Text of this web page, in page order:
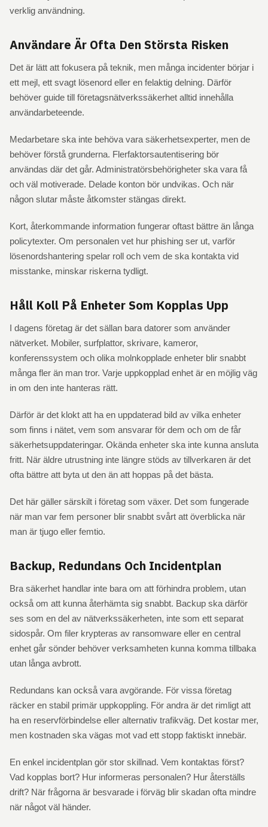
verklig användning.
Användare Är Ofta Den Största Risken
Det är lätt att fokusera på teknik, men många incidenter börjar i
ett mejl, ett svagt lösenord eller en felaktig delning. Därför
behöver guide till företagsnätverkssäkerhet alltid innehålla
användarbeteende.
Medarbetare ska inte behöva vara säkerhetsexperter, men de
behöver förstå grunderna. Flerfaktorsautentisering bör
användas där det går. Administratörsbehörigheter ska vara få
och väl motiverade. Delade konton bör undvikas. Och när
någon slutar måste åtkomster stängas direkt.
Kort, återkommande information fungerar oftast bättre än långa
policytexter. Om personalen vet hur phishing ser ut, varför
lösenordshantering spelar roll och vem de ska kontakta vid
misstanke, minskar riskerna tydligt.
Håll Koll På Enheter Som Kopplas Upp
I dagens företag är det sällan bara datorer som använder
nätverket. Mobiler, surfplattor, skrivare, kameror,
konferenssystem och olika molnkopplade enheter blir snabbt
många fler än man tror. Varje uppkopplad enhet är en möjlig väg
in om den inte hanteras rätt.
Därför är det klokt att ha en uppdaterad bild av vilka enheter
som finns i nätet, vem som ansvarar för dem och om de får
säkerhetsuppdateringar. Okända enheter ska inte kunna ansluta
fritt. När äldre utrustning inte längre stöds av tillverkaren är det
ofta bättre att byta ut den än att hoppas på det bästa.
Det här gäller särskilt i företag som växer. Det som fungerade
när man var fem personer blir snabbt svårt att överblicka när
man är tjugo eller femtio.
Backup, Redundans Och Incidentplan
Bra säkerhet handlar inte bara om att förhindra problem, utan
också om att kunna återhämta sig snabbt. Backup ska därför
ses som en del av nätverkssäkerheten, inte som ett separat
sidospår. Om filer krypteras av ransomware eller en central
enhet går sönder behöver verksamheten kunna komma tillbaka
utan långa avbrott.
Redundans kan också vara avgörande. För vissa företag
räcker en stabil primär uppkoppling. För andra är det rimligt att
ha en reservförbindelse eller alternativ trafikväg. Det kostar mer,
men kostnaden ska vägas mot vad ett stopp faktiskt innebär.
En enkel incidentplan gör stor skillnad. Vem kontaktas först?
Vad kopplas bort? Hur informeras personalen? Hur återställs
drift? När frågorna är besvarade i förväg blir skadan ofta mindre
när något väl händer.